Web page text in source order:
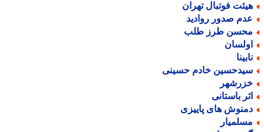
فوتبال تهران
صدور روادید
طرز طلب
خادم حسینی
باستانی
های پاییزی